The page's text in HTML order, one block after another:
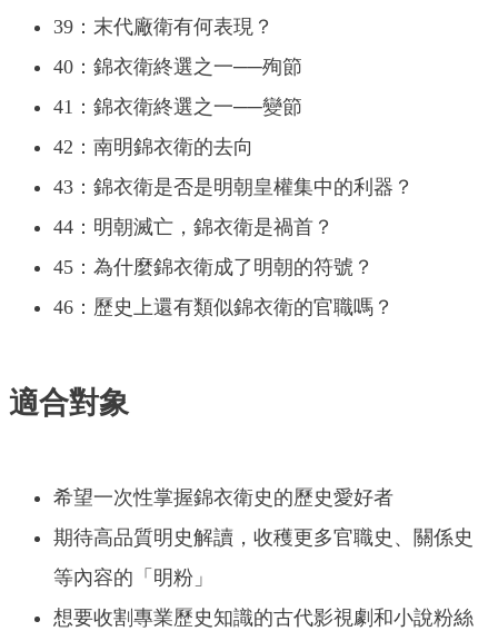
39：末代廠衛有何表現？
40：錦衣衛終選之一──殉節
41：錦衣衛終選之一──變節
42：南明錦衣衛的去向
43：錦衣衛是否是明朝皇權集中的利器？
44：明朝滅亡，錦衣衛是禍首？
45：為什麼錦衣衛成了明朝的符號？
46：歷史上還有類似錦衣衛的官職嗎？
適合對象
希望一次性掌握錦衣衛史的歷史愛好者
期待高品質明史解讀，收穫更多官職史、關係史
等內容的「明粉」
想要收割專業歷史知識的古代影視劇和小說粉絲